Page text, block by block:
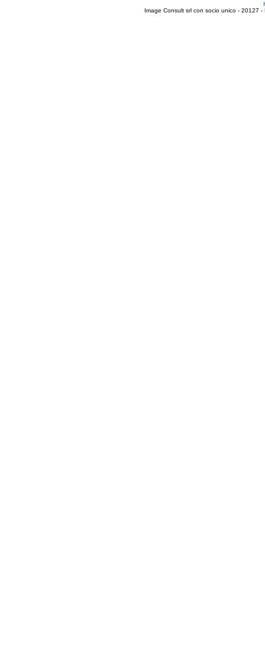
Image Consult srl con socio unico - 20127